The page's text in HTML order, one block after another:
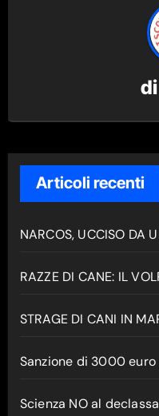
di
Articoli recenti
NARCOS, UCCISO DA
RAZZE DI CANE: IL
STRAGE DI CANI IN
Sanzione di 3000
Scienza NO al